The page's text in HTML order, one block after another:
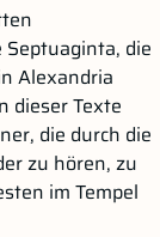
die
Alexandria
dieser Texte
die durch die
zu hören, zu
im Tempel